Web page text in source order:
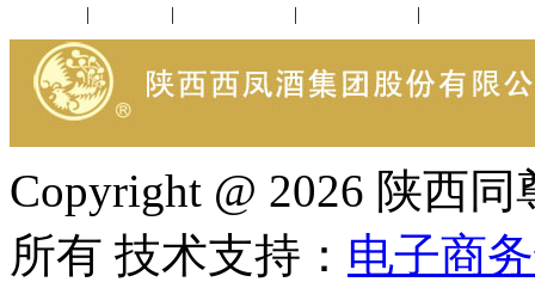
| | | |
Copyright @ 2026 陕西
所有 技术支持： 电子商